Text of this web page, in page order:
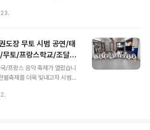
있게 시합도 하고 함께해서 좋
도장 무토 시범 공연/태
토/프랑스학교/조달청/
소년/축제/즐거움/공
/프랑스 음악 축제가 열렸습니
불축제를 더욱 빛내고자 시범에
힘들었지만 그래도 좋은 기억